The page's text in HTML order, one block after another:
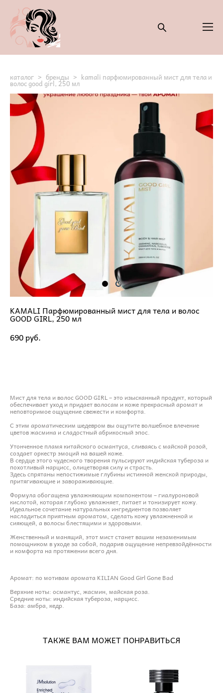
каталог > бренды > kamali парфюмированный мист для тела и
волос good girl, 250 мл
KAMALI Парфюмированный мист для тела и волос
GOOD GIRL, 250 мл
690 pуб.
Мист для тела и волос GOOD GIRL – это изысканный продукт, который
обеспечивает уход и придает волосам и коже прекрасный аромат и
неповторимое ощущение свежести и комфорта.
С этим ароматическим шедевром вы ощутите волшебное влечение
цветов жасмина и сладостный абрикосный эпос.
Утонченное пламя китайского османтуса, сливаясь с майской розой,
создает оркестр эмоций на вашей коже.
В сердце этого чудесного творения пульсируют индийская тубероза и
похотливый нарцисс, олицетворяя силу и страсть.
Здесь спрятаны непостижимые глубины истинной женской природы,
притягивающие и завораживающие.
Формула обогащена увлажняющим компонентом – гиалуроновой
кислотой, которая глубоко увлажняет, питает и тонизирует кожу.
Идеальное сочетание натуральных ингредиентов позволяет
насладиться приятным ароматом, сделать кожу увлажненной и
сияющей, а волосы блестящими и здоровыми.
Женственный и манящий, этот мист станет вашим незаменимым
помощником в уходе за собой, подарив ощущение непревзойдённости
и комфорта на протяжении всего дня.
Аромат: по мотивам аромата KILIAN Good Girl Gone Bad
Верхние ноты: османтус, жасмин, майская роза.
Средние ноты: индийская тубероза, нарцисс.
База: амбра, кедр.
ТАКЖЕ ВАМ МОЖЕТ ПОНРАВИТЬСЯ